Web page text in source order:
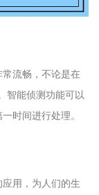
流畅，不论是在
智能侦测功能可以
时间进行处理。
用，为人们的生